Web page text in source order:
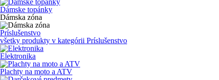
Dámske topánky
Dámska zóna
Príslušenstvo
všetky produkty v kategórii Príslušenstvo
Elektronika
Plachty na moto a ATV